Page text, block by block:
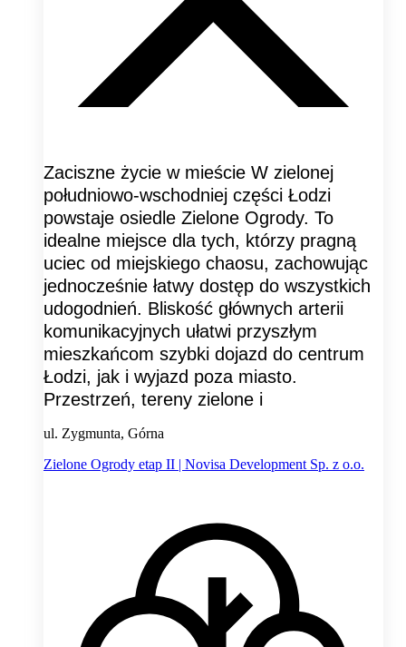
Zaciszne życie w mieście W zielonej
południowo-wschodniej części Łodzi
powstaje osiedle Zielone Ogrody. To
idealne miejsce dla tych, którzy pragną
uciec od miejskiego chaosu, zachowując
jednocześnie łatwy dostęp do wszystkich
udogodnień. Bliskość głównych arterii
komunikacyjnych ułatwi przyszłym
mieszkańcom szybki dojazd do centrum
Łodzi, jak i wyjazd poza miasto.
Przestrzeń, tereny zielone i
ul. Zygmunta, Górna
Zielone Ogrody etap II | Novisa Development Sp. z o.o.